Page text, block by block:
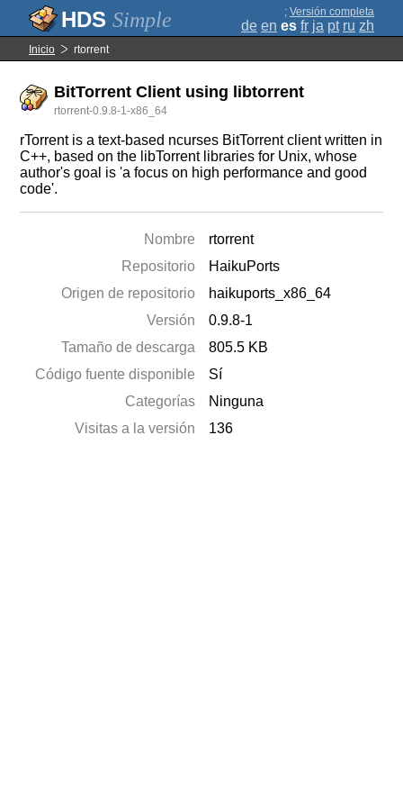
Simple ; Versión completa
de en es fr ja pt ru zh
Inicio rtorrent
BitTorrent Client using libtorrent
rtorrent-0.9.8-1-x86_64
rTorrent is a text-based ncurses BitTorrent client written in
C++, based on the libTorrent libraries for Unix, whose
author's goal is 'a focus on high performance and good
code'.
Nombre
rtorrent
Repositorio
HaikuPorts
Origen de repositorio
haikuports_x86_64
Versión
0.9.8-1
Tamaño de descarga
805.5 KB
Código fuente disponible
Sí
Categorías
Ninguna
Visitas a la versión
136